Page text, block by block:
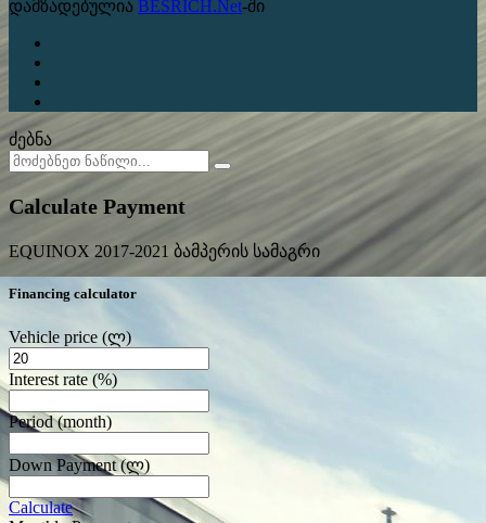
დამზადებულია BESRICH.Net-ში
ძებნა
Calculate Payment
EQUINOX 2017-2021 ბამპერის სამაგრი
Financing calculator
Vehicle price (ლ)
Interest rate (%)
Period(month)
Down Payment(ლ)
Calculate